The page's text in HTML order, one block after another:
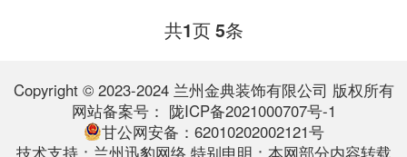
共1页5条
Copyright © 2023-2024 兰州金典装饰有限公司 版权所有
网站备案号： 陇ICP备2021000707号-1
甘公网安备：62010202002121号